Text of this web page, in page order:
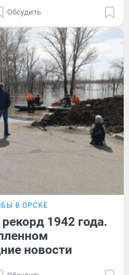
Обсудить
В ОРСКЕ
1942 года.
новости